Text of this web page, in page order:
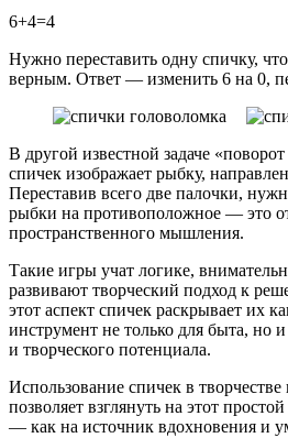
6+4=4
Нужно переставить одну спичку,
верным. Ответ — изменить 6 на 0,
В другой известной задаче
спичек изображает рыбку,
Переставив всего две палочки,
рыбки на противоположное — это
пространственного мышления.
Такие игры учат логике,
развивают творческий подход к
этот аспект спичек раскрывает их
инструмент не только для быта, но
и творческого потенциала.
Использование спичек в
позволяет взглянуть на этот
— как на источник вдохновения и